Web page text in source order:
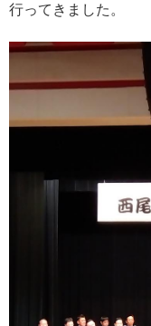
行ってきました。